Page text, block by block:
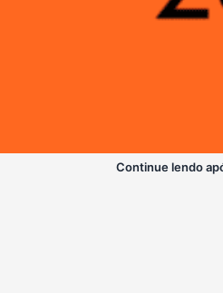
Continue lendo